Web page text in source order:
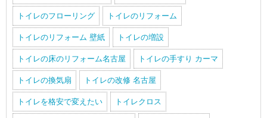
トイレのフローリング トイレのリフォーム
トイレのリフォーム 壁紙 トイレの増設
トイレの床のリフォーム名古屋 トイレの手すり カーマ
トイレの換気扇 トイレの改修 名古屋
トイレを格安で変えたい トイレクロス